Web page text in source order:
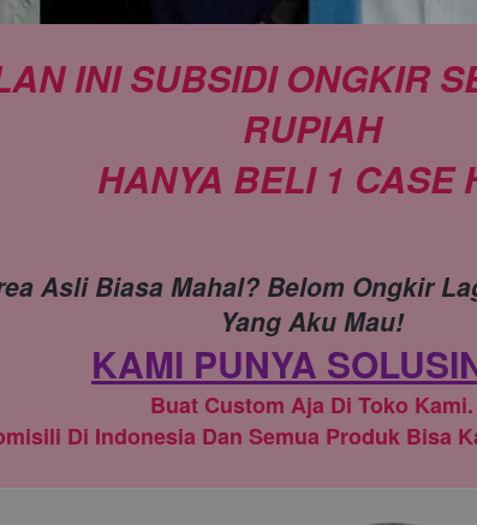
INI SUBSIDI ONGKIR
RUPIAH
HANYA BELI 1 CASE
Asli Biasa Mahal? Belom Ongkir
Yang Aku Mau!
KAMI PUNYA
Buat Custom Aja Di Toko Kami.
Di Indonesia Dan Semua Produk Bisa